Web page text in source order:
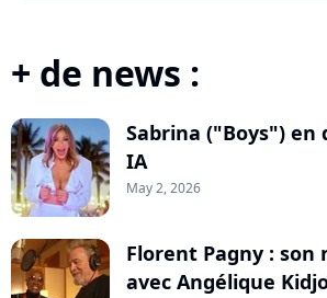
+ de news :
Sabrina ("Boys") en
IA
May 2, 2026
Florent Pagny : son
avec Angélique